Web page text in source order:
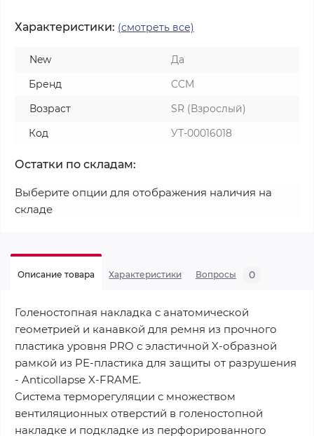
Характеристики: (смотреть все)
New
Да
Бренд
CCM
Возраст
SR (Взрослый)
Код
УТ-00016018
Остатки по складам:
Выберите опции для отображения наличия на
складе
Описание товара Характеристики Вопросы 0
Голеностопная накладка с анатомической
геометрией и канавкой для ремня из прочного
пластика уровня PRO с эластичной X-образной
рамкой из PE-пластика для защиты от разрушения
- Anticollapse X-FRAME.
Система терморегуляции с множеством
вентиляционных отверстий в голеностопной
накладке и подкладке из перфорированного